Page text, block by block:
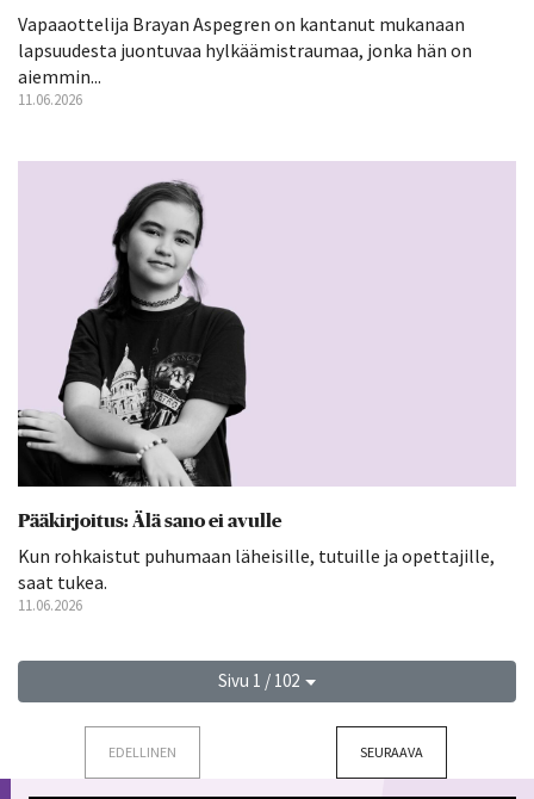
Vapaaottelija Brayan Aspegren on kantanut mukanaan
lapsuudesta juontuvaa hylkäämistraumaa, jonka hän on
aiemmin...
11.06.2026
Pääkirjoitus: Älä sano ei avulle
Kun rohkaistut puhumaan läheisille, tutuille ja opettajille,
saat tukea.
11.06.2026
Sivu 1 / 102
EDELLINEN SEURAAVA